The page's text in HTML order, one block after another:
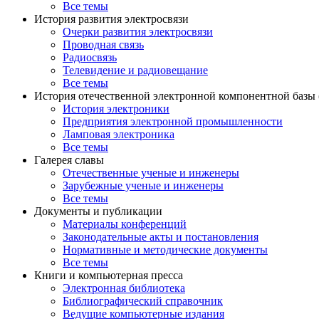
Все темы
История развития электросвязи
Очерки развития электросвязи
Проводная связь
Радиосвязь
Телевидение и радиовещание
Все темы
История отечественной электронной компонентной
История электроники
Предприятия электронной промышленности
Ламповая электроника
Все темы
Галерея славы
Отечественные ученые и инженеры
Зарубежные ученые и инженеры
Все темы
Документы и публикации
Материалы конференций
Законодательные акты и постановления
Нормативные и методические документы
Все темы
Книги и компьютерная пресса
Электронная библиотека
Библиографический справочник
Ведущие компьютерные издания